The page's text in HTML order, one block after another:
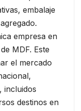
embalaje
empresa en
MDF. Este
el mercado
incluidos
destinos en